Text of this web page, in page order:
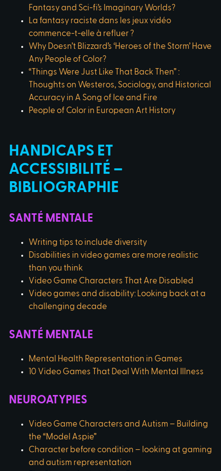
Fantasy and Sci-fi’s Imaginary Worlds?
La fantasy raciste dans les jeux vidéo
commence-t-elle à refluer ?
Why Doesn’t Blizzard’s ‘Heroes of the Storm’ Have
Any People of Color?
“Things Were Just Like That Back Then” :
Thoughts on Westeros, Sociology, and Historical
Accuracy in A Song of Ice and Fire
People of Color in European Art History
HANDICAPS ET
ACCESSIBILITÉ –
BIBLIOGRAPHIE
SANTÉ MENTALE
Writing tips to include diversity
Disabilities in video games are more realistic
than you think
Video Game Characters That Are Disabled
Video games and disability: Looking back at a
challenging decade
SANTÉ MENTALE
Mental Health Representation in Games
10 Video Games That Deal With Mental Illness
NEUROATYPIES
Video Game Characters and Autism – Building
the “Model Aspie”
Character before condition – looking at gaming
and autism representation